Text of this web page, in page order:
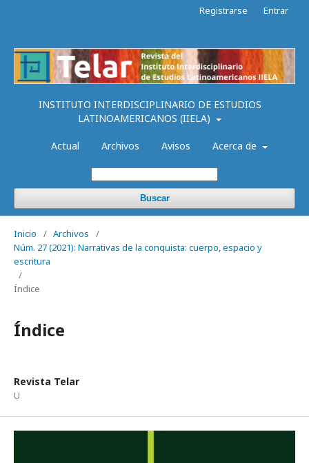
INSTITUTO INTERDISCIPLINARIO DE ESTUDIOS
LATINOAMERICANOS (IIELA)
Actual Archivos Avisos Acerca de
Buscar
Registrarse Entrar
Inicio / Archivos
/
Núm. 27 (2021): Narrativas de la conquista: cuerpo, espacio y
escritura
/
Índice
Índice
Revista Telar
U